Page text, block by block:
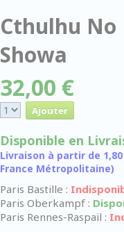
Cthulhu No
Showa
32,00 €
Disponible en
Livraison à partir de
France Métropolitaine)
Paris Bastille :
Paris Oberkampf :
Paris Rennes-Raspail :